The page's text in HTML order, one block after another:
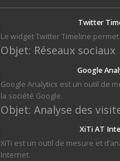
Twitter
Le widget Twitter Timeline
Objet: Réseaux sociaux
Google
Google Analytics est un outil de
la société Google.
Objet: Analyse des
XiTi AT
XiTi est un outil de mesure et
Internet.